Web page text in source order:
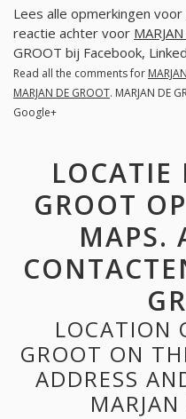
Lees alle opmerkingen voor
reactie achter voor
GROOT bij Facebook,
Read all the comments for
MARJAN DE GROOT. MARJAN DE
Google+
LOCATIE
GROOT
MAPS.
LOCATION
GROOT ON
ADDRESS